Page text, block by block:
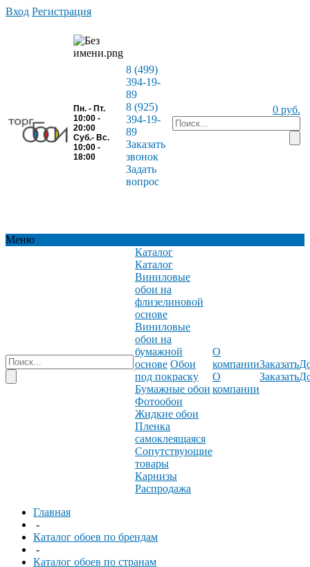
Вход Регистрация
Пн. - Пт.
10:00 -
20:00
Суб.- Вс.
10:00 -
18:00
8 (499)
394-19-
89
8 (925)
394-19-
89
Заказать
звонок
Задать
вопрос
0 руб.
Меню
Каталог
Каталог
Виниловые
обои на
флизелиновой
основе
Виниловые
обои на
бумажной
основе Обои
под покраску
Бумажные обои
Фотообои
Жидкие обои
Пленка
самоклеящаяся
Сопутствующие
товары
Карнизы
Распродажа
О
компании
О
компании
Заказать
Заказать
Главная
-
Каталог обоев по брендам
-
Каталог обоев по странам